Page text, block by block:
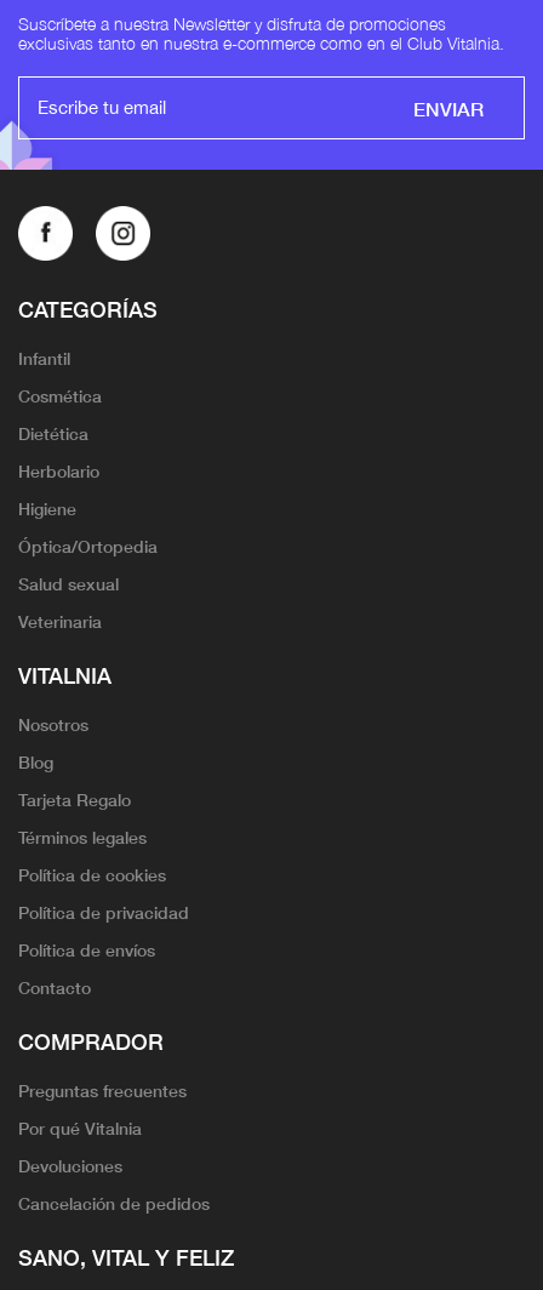
Suscríbete a nuestra Newsletter y disfruta de promociones
exclusivas tanto en nuestra e-commerce como en el Club Vitalnia.
ENVIAR
CATEGORÍAS
Infantil
Cosmética
Dietética
Herbolario
Higiene
Óptica/Ortopedia
Salud sexual
Veterinaria
VITALNIA
Nosotros
Blog
Tarjeta Regalo
Términos legales
Política de cookies
Política de privacidad
Política de envíos
Contacto
COMPRADOR
Preguntas frecuentes
Por qué Vitalnia
Devoluciones
Cancelación de pedidos
SANO, VITAL Y FELIZ